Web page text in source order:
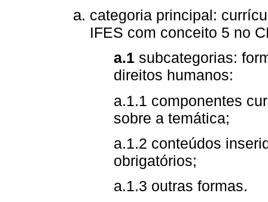
categoria principal:
IFES com conceito 5 no
a.1 subcategorias:
direitos humanos:
a.1.1 componentes
sobre a temática;
a.1.2 conteúdos
obrigatórios;
a.1.3 outras formas.